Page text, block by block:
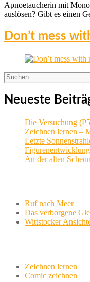
Apnoetaucherin mit
auslösen? Gibt es einen
Don’t mess
Neueste
Die Versuchung
Zeichnen lernen –
Letzte
An der alten
Ruf nach Meer
Das verborgene
Wittstocker
Zeichnen lernen
Comic zeichnen